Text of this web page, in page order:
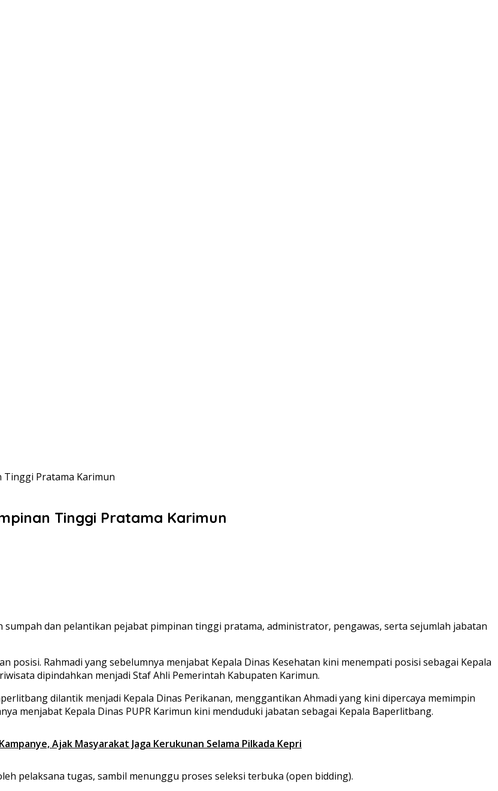
Tinggi Pratama Karimun
Tinggi Pratama Karimun
dan pelantikan pejabat pimpinan tinggi pratama, administrator, pengawas, serta sejumlah jabatan
Rahmadi yang sebelumnya menjabat Kepala Dinas Kesehatan kini menempati posisi sebagai Kepala
dipindahkan menjadi Staf Ahli Pemerintah Kabupaten Karimun.
dilantik menjadi Kepala Dinas Perikanan, menggantikan Ahmadi yang kini dipercaya memimpin
menjabat Kepala Dinas PUPR Karimun kini menduduki jabatan sebagai Kepala Baperlitbang.
Ajak Masyarakat Jaga Kerukunan Selama Pilkada Kepri
pelaksana tugas, sambil menunggu proses seleksi terbuka (open bidding).